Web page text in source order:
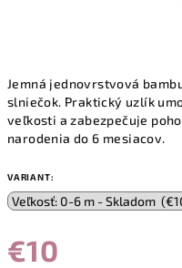
Jemná jednovrstvová
slniečok. Praktický uzlík
veľkosti a zabezpečuje
narodenia do 6 mesiacov.
VARIANT:
€10